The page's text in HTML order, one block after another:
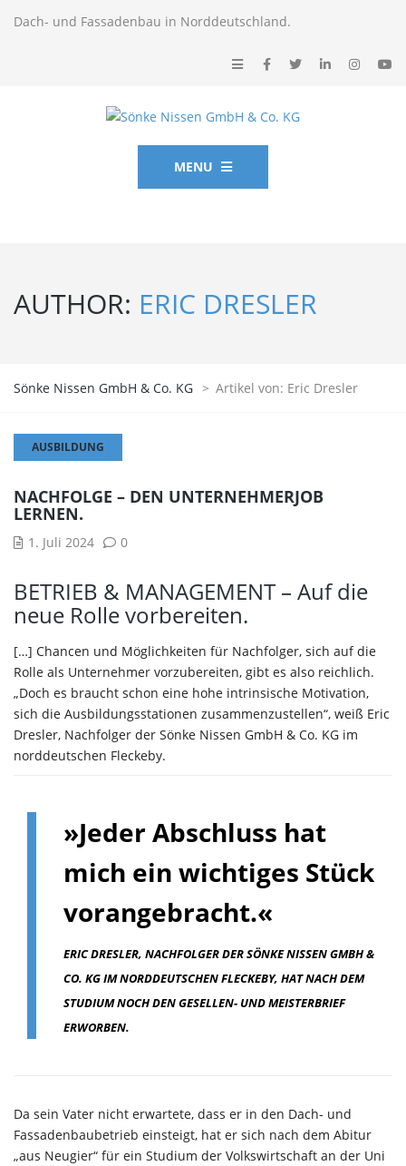
Dach- und Fassadenbau in Norddeutschland.
MENU
AUTHOR: ERIC DRESLER
Sönke Nissen GmbH & Co. KG > Artikel von: Eric Dresler
AUSBILDUNG
NACHFOLGE – DEN UNTERNEHMERJOB
LERNEN.
1. Juli 2024 0
BETRIEB & MANAGEMENT – Auf die
neue Rolle vorbereiten.
[…] Chancen und Möglichkeiten für Nachfolger, sich auf die
Rolle als Unternehmer vorzubereiten, gibt es also reichlich.
„Doch es braucht schon eine hohe intrinsische Motivation,
sich die Ausbildungsstationen zusammenzustellen“, weiß Eric
Dresler, Nachfolger der Sönke Nissen GmbH & Co. KG im
norddeutschen Fleckeby.
»Jeder Abschluss hat
mich ein wichtiges Stück
vorangebracht.«
ERIC DRESLER, NACHFOLGER DER SÖNKE NISSEN GMBH &
CO. KG IM NORDDEUTSCHEN FLECKEBY, HAT NACH DEM
STUDIUM NOCH DEN GESELLEN- UND MEISTERBRIEF
ERWORBEN.
Da sein Vater nicht erwartete, dass er in den Dach- und
Fassadenbaubetrieb einsteigt, hat er sich nach dem Abitur
„aus Neugier“ für ein Studium der Volkswirtschaft an der Uni